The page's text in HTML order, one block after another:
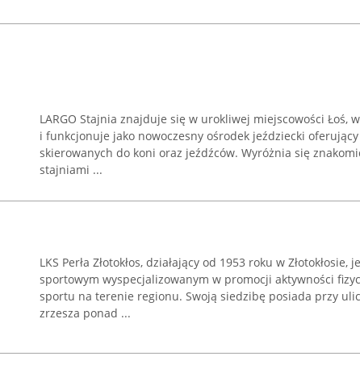
LARGO Stajnia znajduje się w urokliwej miejscowości Łoś, w
i funkcjonuje jako nowoczesny ośrodek jeździecki oferujący
skierowanych do koni oraz jeźdźców. Wyróżnia się
stajniami ...
LKS Perła Złotokłos, działający od 1953 roku w Złotokłosie,
sportowym wyspecjalizowanym w promocji aktywności
sportu na terenie regionu. Swoją siedzibę posiada przy
zrzesza ponad ...